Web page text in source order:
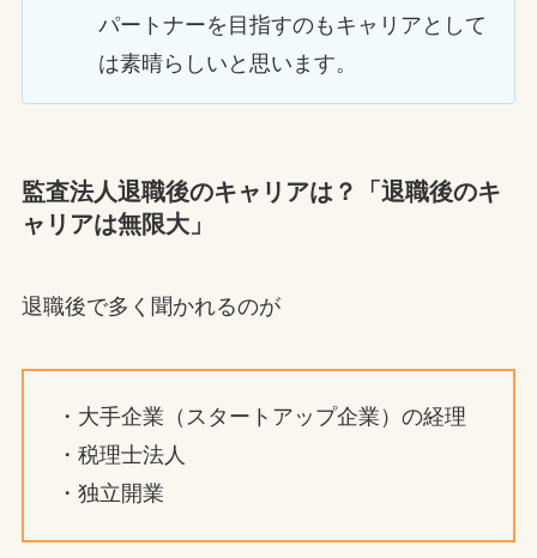
パートナーを目指すのもキャリアとして
は素晴らしいと思います。
監査法人退職後のキャリアは？「退職後のキ
ャリアは無限大」
退職後で多く聞かれるのが
・大手企業（スタートアップ企業）の経理
・税理士法人
・独立開業